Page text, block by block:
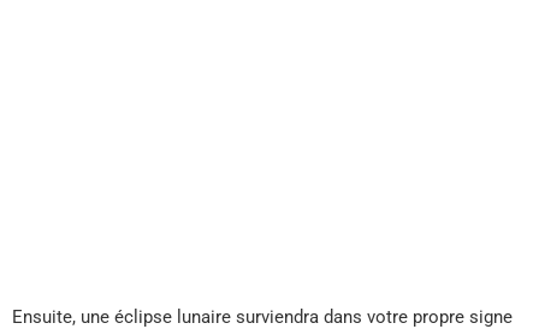
Ensuite, une éclipse lunaire surviendra dans votre propre signe